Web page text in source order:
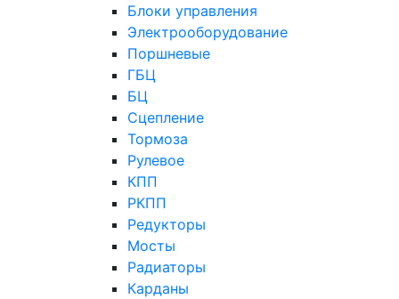
Блоки управления
Электрооборудование
Поршневые
ГБЦ
БЦ
Сцепление
Тормоза
Рулевое
КПП
РКПП
Редукторы
Мосты
Радиаторы
Карданы